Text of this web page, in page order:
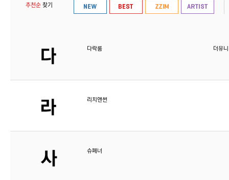
추천순 찾기
다락룸 더유
리치앤썬
슈페너